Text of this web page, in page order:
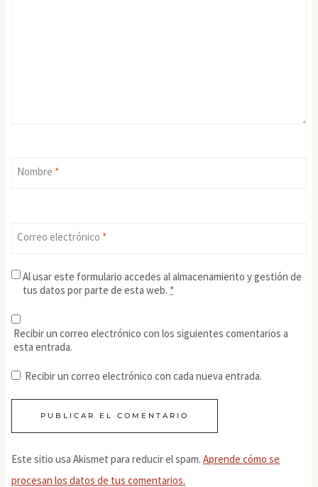
Nombre *
Correo electrónico *
Al usar este formulario accedes al almacenamiento y gestión de
tus datos por parte de esta web. *
Recibir un correo electrónico con los siguientes comentarios a
esta entrada.
Recibir un correo electrónico con cada nueva entrada.
Este sitio usa Akismet para reducir el spam. Aprende cómo se
procesan los datos de tus comentarios.